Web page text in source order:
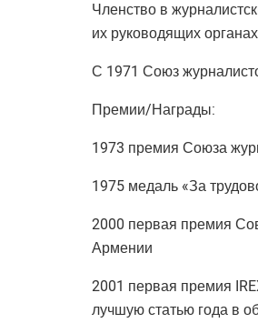
Членство в
их руководящих
С 1971 Союз
Премии/Награды:
1973 премия Союза
1975 медаль «За
2000 первая премия
Армении
2001 первая премия
лучшую статью года в